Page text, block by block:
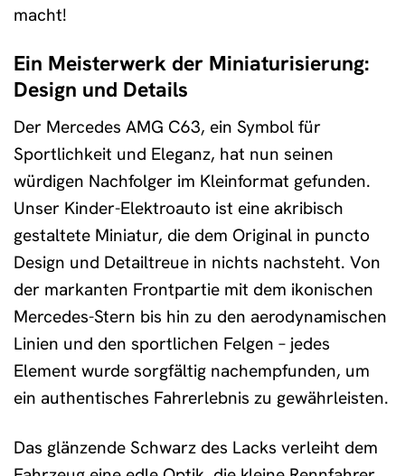
macht!
Ein Meisterwerk der Miniaturisierung:
Design und Details
Der Mercedes AMG C63, ein Symbol für
Sportlichkeit und Eleganz, hat nun seinen
würdigen Nachfolger im Kleinformat gefunden.
Unser Kinder-Elektroauto ist eine akribisch
gestaltete Miniatur, die dem Original in puncto
Design und Detailtreue in nichts nachsteht. Von
der markanten Frontpartie mit dem ikonischen
Mercedes-Stern bis hin zu den aerodynamischen
Linien und den sportlichen Felgen – jedes
Element wurde sorgfältig nachempfunden, um
ein authentisches Fahrerlebnis zu gewährleisten.
Das glänzende Schwarz des Lacks verleiht dem